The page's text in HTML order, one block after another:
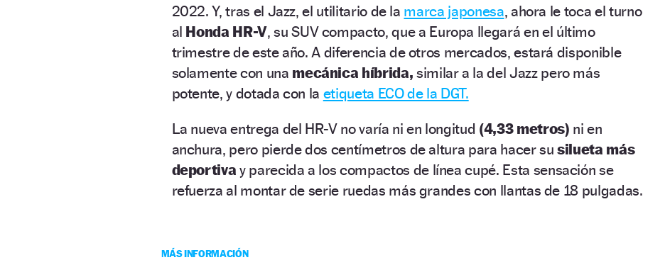
2022. Y, tras el Jazz, el utilitario de la marca japonesa, ahora le toca el turno
al Honda HR-V, su SUV compacto, que a Europa llegará en el último
trimestre de este año. A diferencia de otros mercados, estará disponible
solamente con una mecánica híbrida, similar a la del Jazz pero más
potente, y dotada con la etiqueta ECO de la DGT.
La nueva entrega del HR-V no varía ni en longitud (4,33 metros) ni en
anchura, pero pierde dos centímetros de altura para hacer susilueta más
deportiva y parecida a los compactos de línea cupé. Esta sensación se
refuerza al montar de serie ruedas más grandes con llantas de 18 pulgadas.
MÁS INFORMACIÓN